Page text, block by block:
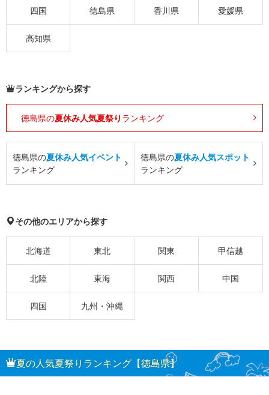
四国 徳島県 香川県 愛媛県
高知県
ランキングから探す
徳島県の夏休み人気夏祭り ランキング
徳島県の夏休み人気イベント
ランキング
徳島県の夏休み人気スポット
ランキング
その他のエリアから探す
北海道 東北 関東 甲信越
北陸 東海 関西 中国
四国 九州・沖縄
夏の人気夏祭りランキング【徳島県】